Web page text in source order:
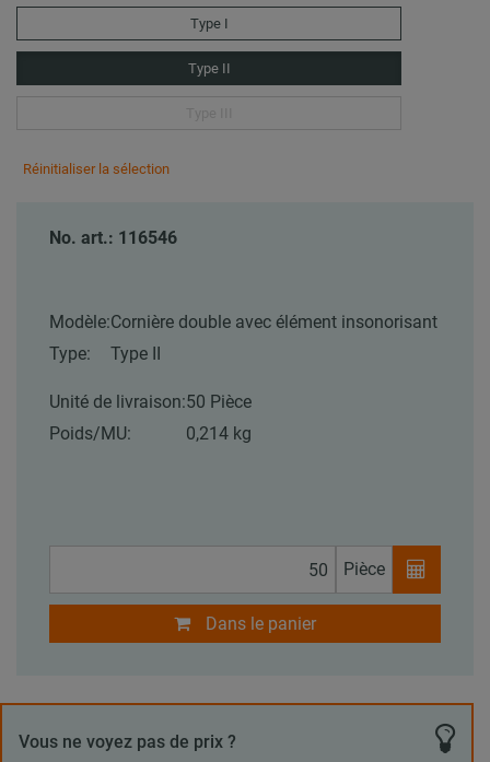
Type I
Type II
Réinitialiser la sélection
No. art.: 116546
Modèle:Cornière double avec élément insonorisant
Type:
Type II
Unité de livraison:50 Pièce
Poids/MU:
0,214 kg
Pièce
Dans le panier
Vous ne voyez pas de prix ?